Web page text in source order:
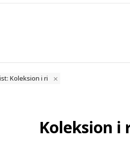
Koleksion i ri
Koleksion i